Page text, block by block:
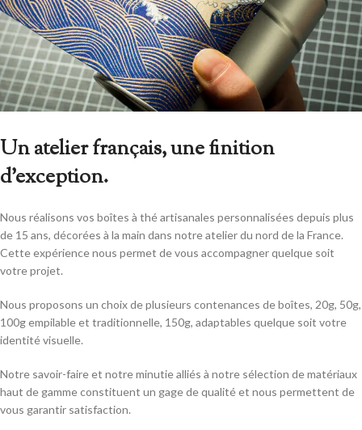
Un atelier français, une finition
d’exception.
Nous réalisons vos boîtes à thé artisanales personnalisées depuis plus
de 15 ans, décorées à la main dans notre atelier du nord de la France.
Cette expérience nous permet de vous accompagner quelque soit
votre projet.
Nous proposons un choix de plusieurs contenances de boîtes, 20g, 50g,
100g empilable et traditionnelle, 150g, adaptables quelque soit votre
identité visuelle.
Notre savoir-faire et notre minutie alliés à notre sélection de matériaux
haut de gamme constituent un gage de qualité et nous permettent de
vous garantir satisfaction.